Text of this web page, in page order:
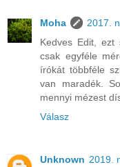
Moha
2017.
Kedves Edit, ezt
csak egyféle
írókát többféle
van maradék.
mennyi mézest
Válasz
Unknown 2019.